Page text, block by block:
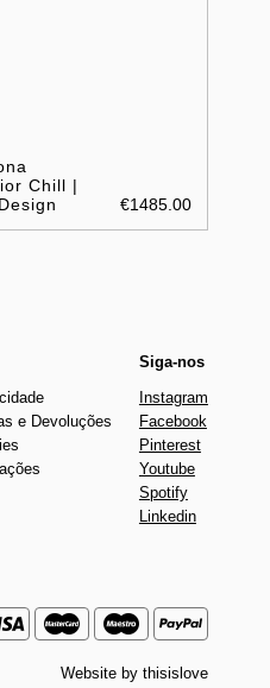
Chill |
€1485.00
e Devoluções
Siga-nos
Instagram
Facebook
Pinterest
Youtube
Spotify
Linkedin
Website by thisislove